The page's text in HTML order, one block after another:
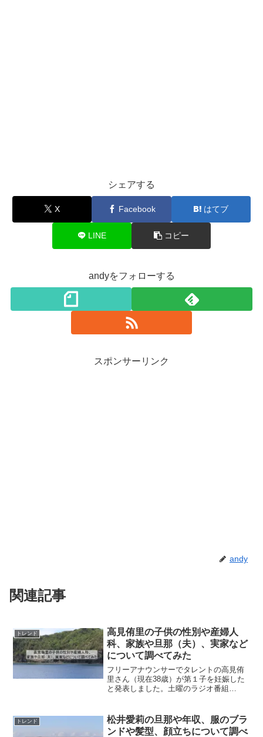
シェアする
X Facebook はてブ
LINE コピー
andyをフォローする
スポンサーリンク
andy
関連記事
トレンド
高見侑里の子供の性別や産婦人
科、家族や旦那（夫）、実家など
について調べてみた
フリーアナウンサーでタレントの高見侑
里さん（現在38歳）が第１子を妊娠した
と発表しました。土曜のラジオ番組
ことが話題となっております。そし
て、...
トレンド
松井愛莉の旦那や年収、服のブラ
ンドや髪型、顔立ちについて調べ